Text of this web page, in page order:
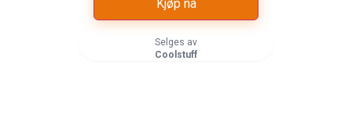
Kjøp nå
Selges av
Coolstuff